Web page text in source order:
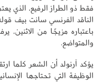
فقط ذو الطراز الرفيع، الذي
الناقد الفرنسي سانت بيف
باعتباره مزيجًا من الاثنين،
والمتواضع.
يؤكد آرنولد أن الشعر كلما
الوظيفة التي تحتاجها